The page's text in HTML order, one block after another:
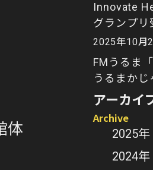
体
Innovate
グランプリ
2025年10月
FMうるま
うるまか
た！
アーカイ
Archive
2025年
2024年